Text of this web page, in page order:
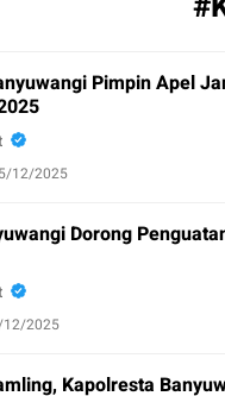
Pimpin Apel
12/2025
Dorong
2025
Kapolresta